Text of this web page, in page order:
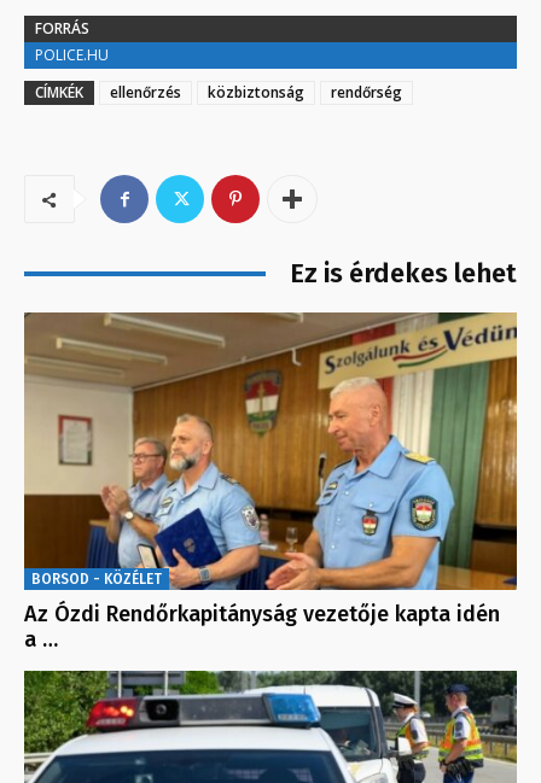
FORRÁS
POLICE.HU
CÍMKÉK
ellenőrzés közbiztonság rendőrség
Ez is érdekes lehet
BORSOD - KÖZÉLET
Az Ózdi Rendőrkapitányság vezetője kapta idén
a …